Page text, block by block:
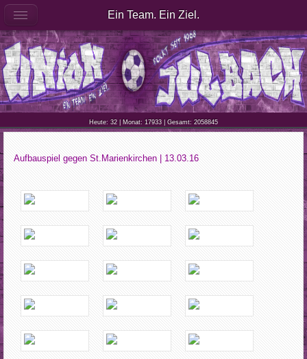
Heute: 32 | Monat: 17933 | Gesamt: 2058845
Aufbauspiel gegen St.Marienkirchen | 13.03.16
Ein Team. Ein Ziel.